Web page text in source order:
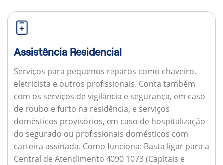
Assistência Residencial
Serviços para pequenos reparos como chaveiro,
eletricista e outros profissionais. Conta também
com os serviços de vigilância e segurança, em caso
de roubo e furto na residência, e serviços
domésticos provisórios, em caso de hospitalização
do segurado ou profissionais domésticos com
carteira assinada. Como funciona: Basta ligar para a
Central de Atendimento 4090 1073 (Capitais e